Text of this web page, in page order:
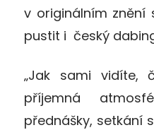
v originálním znění
pustit i český
„Jak sami vidíte,
příjemná
přednášky, setkání